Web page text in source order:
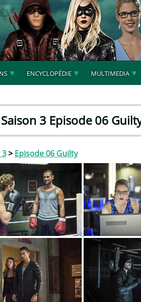
ENCYCLOPÉDIE MULTIMEDIA
3 Episode 06
3> Episode 06 Guilty